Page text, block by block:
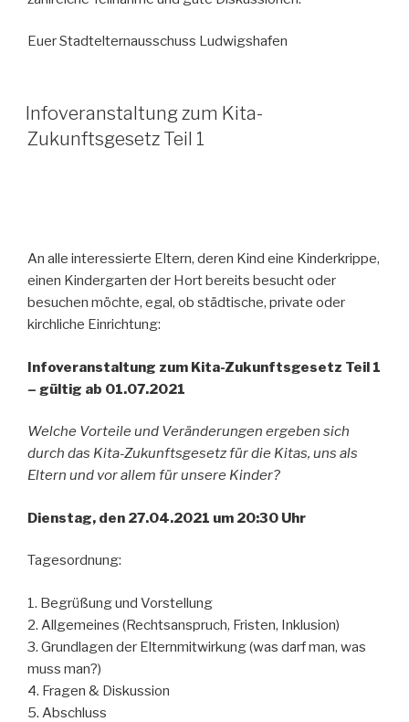
Euer Stadtelternausschuss Ludwigshafen
Infoveranstaltung zum Kita-
Zukunftsgesetz Teil 1
An alle interessierte Eltern, deren Kind eine Kinderkrippe,
einen Kindergarten der Hort bereits besucht oder
besuchen möchte, egal, ob städtische, private oder
kirchliche Einrichtung:
Infoveranstaltung zum Kita-Zukunftsgesetz Teil 1
– gültig ab 01.07.2021
Welche Vorteile und Veränderungen ergeben sich
durch das Kita-Zukunftsgesetz für die Kitas, uns als
Eltern und vor allem für unsere Kinder?
Dienstag, den 27.04.2021 um 20:30 Uhr
Tagesordnung:
1. Begrüßung und Vorstellung
2. Allgemeines (Rechtsanspruch, Fristen, Inklusion)
3. Grundlagen der Elternmitwirkung (was darf man, was
muss man?)
4. Fragen & Diskussion
5. Abschluss